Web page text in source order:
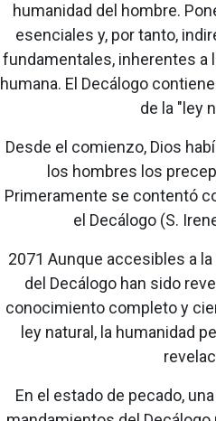
humanidad del hombre.
esenciales y, por tanto,
fundamentales, inherentes a
humana. El Decálogo
de la "ley
Desde el comienzo, Dios
los hombres los
Primeramente se contentó
el Decálogo (S.
2071 Aunque accesibles a
del Decálogo han sido
conocimiento completo y
ley natural, la humanidad
En el estado de pecado,